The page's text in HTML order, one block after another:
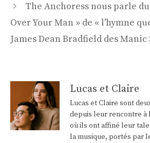
The Anchoress nous parle
Over Your Man » de « l'hymne
James Dean Bradfield des
Lucas et Claire
Lucas et Claire sont
depuis leur rencontre à
où ils ont affiné leur
la musique, portés par